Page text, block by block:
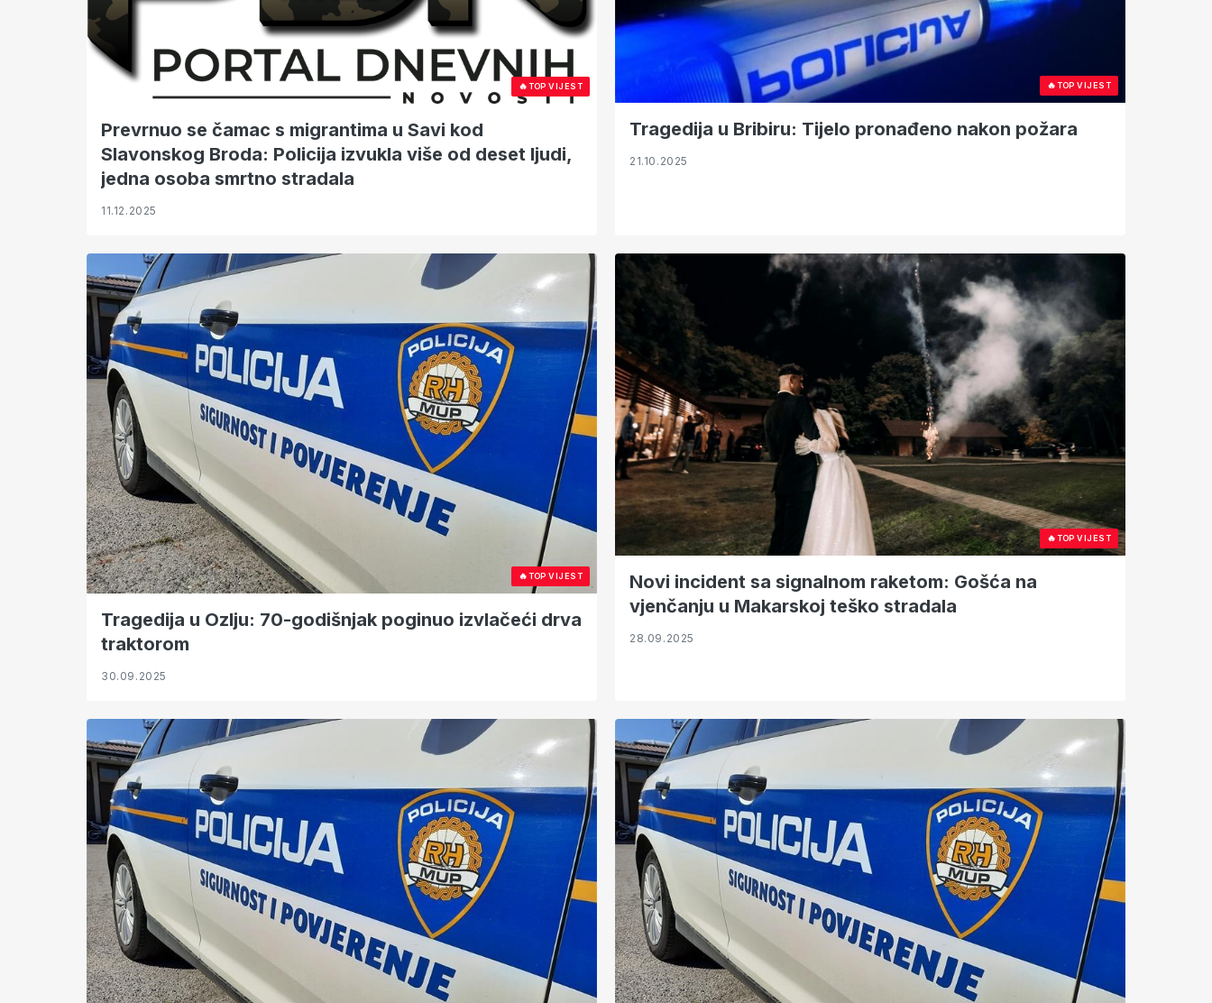
🔥TOP VIJEST
Prevrnuo se čamac s migrantima u Savi kod
Slavonskog Broda: Policija izvukla više od deset ljudi,
jedna osoba smrtno stradala
11.12.2025
🔥TOP VIJEST
Tragedija u Bribiru: Tijelo pronađeno nakon požara
21.10.2025
🔥TOP VIJEST
Tragedija u Ozlju: 70-godišnjak poginuo izvlačeći drva
traktorom
30.09.2025
🔥TOP VIJEST
Novi incident sa signalnom raketom: Gošća na
vjenčanju u Makarskoj teško stradala
28.09.2025